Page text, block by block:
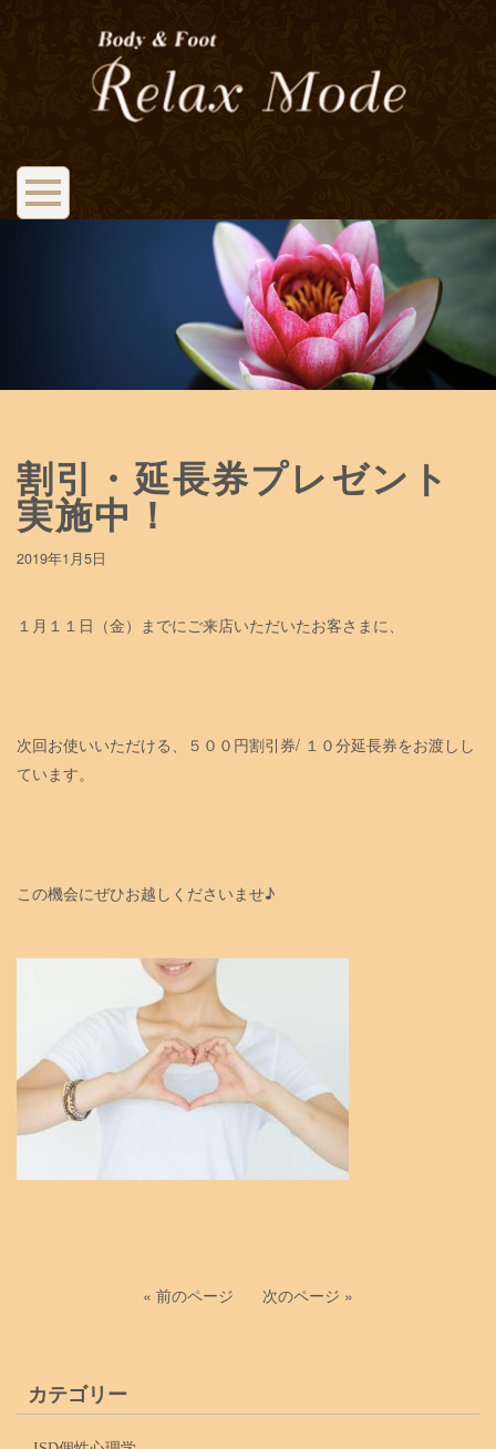
割引・延長券プレゼント
実施中！
2019年1月5日
１月１１日（金）までにご来店いただいたお客さまに、
次回お使いいただける、５００円割引券/ １０分延長券をお渡しし
ています。
この機会にぜひお越しくださいませ♪
« 前のページ 次のページ »
カテゴリー